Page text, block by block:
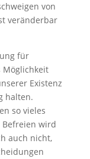
von
veränderbar
für
Möglichkeit
Existenz
halten.
so vieles
Befreien wird
auch nicht,